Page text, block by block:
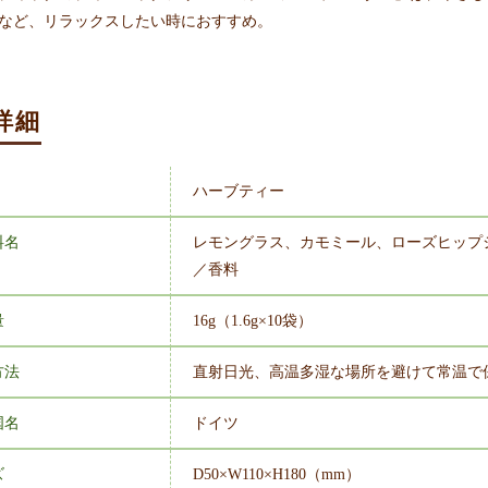
ど、リラックスしたい時におすすめ。
細
ハーブティー
名
レモングラス、カモミール、ローズヒッ
／香料
16g（1.6g×10袋）
法 直射日光、高温多湿な場所を避けて常温
名 ドイツ
D50×W110×H180（mm）